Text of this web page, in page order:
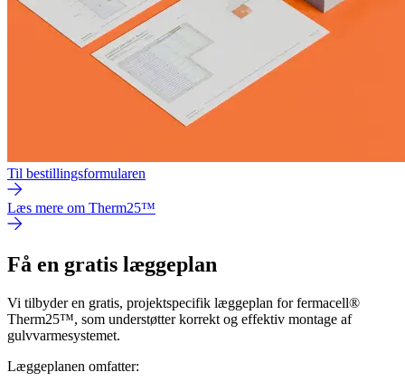
Til bestillingsformularen
Læs mere om Therm25™
Få en gratis læggeplan
Vi tilbyder en gratis, projektspecifik læggeplan for fermacell®
Therm25™, som understøtter korrekt og effektiv montage af
gulvvarmesystemet.
Læggeplanen omfatter: